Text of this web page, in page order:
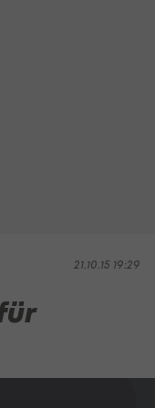
21.10.15 19:29